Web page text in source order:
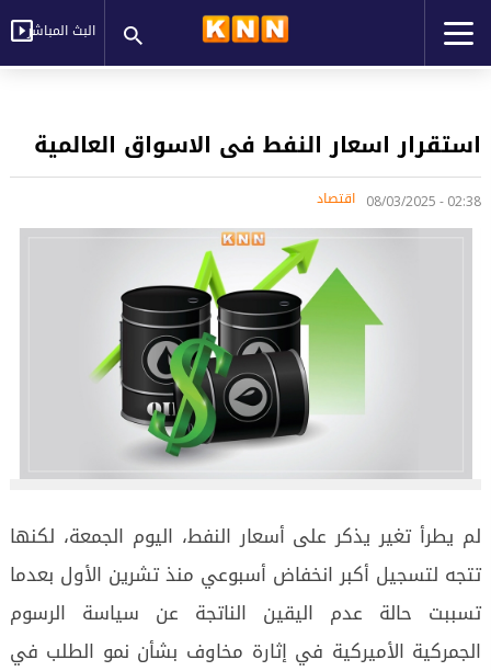
البث المباشر
استقرار اسعار النفط فى الاسواق العالمية
02:38 - 08/03/2025 اقتصاد
لم يطرأ تغير يذكر على أسعار النفط، اليوم الجمعة، لكنها
تتجه لتسجيل أكبر انخفاض أسبوعي منذ تشرين الأول بعدما
تسببت حالة عدم اليقين الناتجة عن سياسة الرسوم
الجمركية الأميركية في إثارة مخاوف بشأن نمو الطلب في